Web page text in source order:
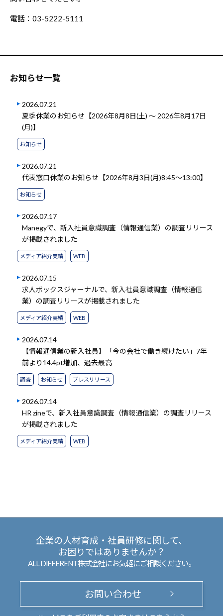
電話：03-5222-5111
お知らせ一覧
2026.07.21
夏季休業のお知らせ【2026年8月8日(土) ～ 2026年8月17日
(月)】
お知らせ
2026.07.21
代表窓口休業のお知らせ【2026年8月3日(月)8:45～13:00】
お知らせ
2026.07.17
Manegyで、新入社員意識調査（情報通信業）の調査リリース
が掲載されました
メディア紹介実績 WEB
2026.07.15
求人ボックスジャーナルで、新入社員意識調査（情報通信
業）の調査リリースが掲載されました
メディア紹介実績 WEB
2026.07.14
【情報通信業の新入社員】「今の会社で働き続けたい」7年
前より14.4pt増加、過去最高
調査 お知らせ プレスリリース
2026.07.14
HR zineで、新入社員意識調査（情報通信業）の調査リリース
が掲載されました
メディア紹介実績 WEB
企業の人材育成・社員研修に関して、
お困りではありませんか？
ALL DIFFERENT株式会社にお気軽にご相談ください。
お問い合わせ